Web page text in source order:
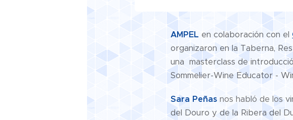
AMPEL en colaboración con el
organizaron en la Taberna,
una masterclass de
Sommelier-Wine Educator -
Sara Peñas nos habló de los
del Douro y de la Ribera del